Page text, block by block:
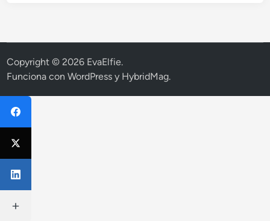
Copyright © 2026 EvaElfie.
Funciona conWordPress y HybridMag.